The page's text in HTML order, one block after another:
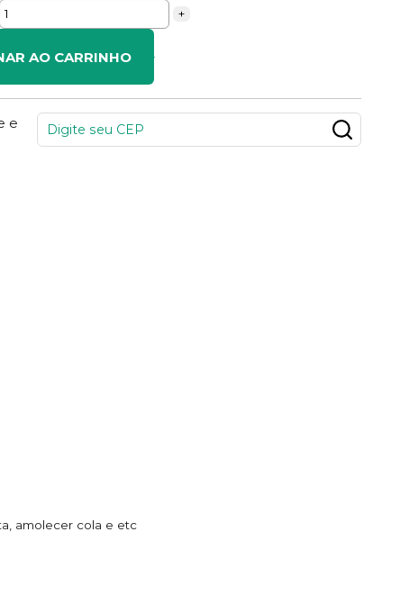
+
AO CARRINHO
e
amolecer cola e etc